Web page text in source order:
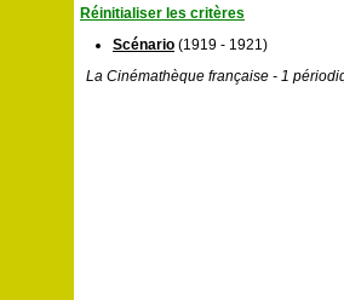
Réinitialiser les critères
Scénario (1919 - 1921)
La Cinémathèque française - 1